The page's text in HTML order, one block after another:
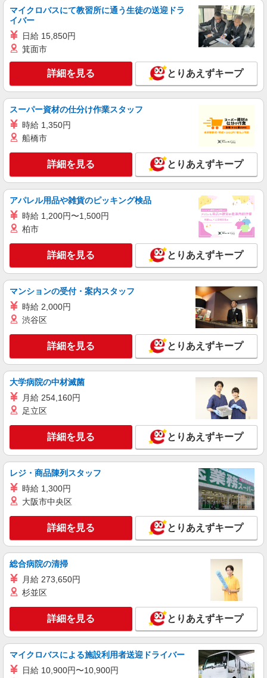
マイクロバスにて教習所に通う生徒の送迎ドラ
イバー
日給 15,850円
箕面市
詳細を見る とりあえずキープ
スーパー資材の仕分け作業スタッフ
時給 1,350円
船橋市
詳細を見る とりあえずキープ
アパレル用品や雑貨のピッキング検品
時給 1,200円〜1,500円
柏市
詳細を見る とりあえずキープ
マンションの受付・案内スタッフ
時給 2,000円
渋谷区
詳細を見る とりあえずキープ
大学病院の中材滅菌
月給 254,160円
足立区
詳細を見る とりあえずキープ
レジ・商品陳列スタッフ
時給 1,300円
大阪市中央区
詳細を見る とりあえずキープ
総合病院の清掃
月給 273,650円
杉並区
詳細を見る とりあえずキープ
マイクロバスによる施設利用者送迎ドライバー
日給 10,900円〜10,900円